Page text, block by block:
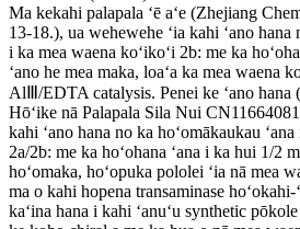
Ma kekahi palapala ʻē aʻe (Zhejiang
13-18.), ua wehewehe ʻia kahi ʻano hana
i ka mea waena koʻikoʻi 2b: me ka
ʻano he mea maka, loaʻa ka mea waena
AlⅢ/EDTA catalysis. Penei ke ʻano hana
Hōʻike nā Palapala Sila Nui
kahi ʻano hana no ka hoʻomākaukau
2a/2b: me ka hoʻohana ʻana i ka hui 1/2
hoʻomaka, hoʻopuka pololei ʻia nā mea
ma o kahi hopena transaminase hoʻokahi-
kaʻina hana i kahi ʻanuʻu synthetic